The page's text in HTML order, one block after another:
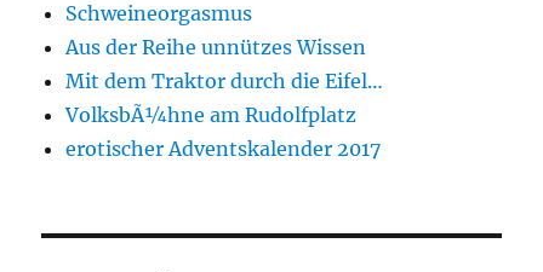
Schweineorgasmus
Aus der Reihe unnützes Wissen
Mit dem Traktor durch die Eifel…
VolksbÃ¼hne am Rudolfplatz
erotischer Adventskalender 2017